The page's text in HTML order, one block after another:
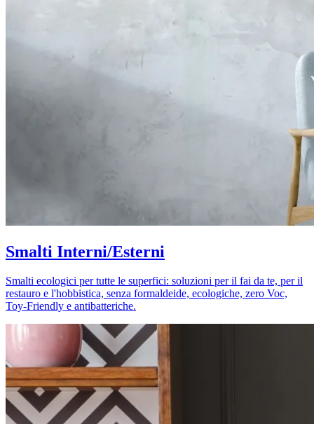
Smalti Interni/Esterni
Smalti ecologici per tutte le superfici: soluzioni per il fai da te, per il
restauro e l'hobbistica, senza formaldeide, ecologiche, zero Voc,
Toy-Friendly e antibatteriche.